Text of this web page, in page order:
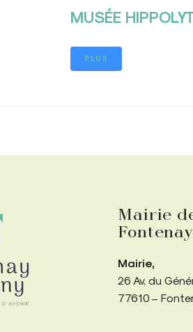
MUSÉE
PLUS
Mairie
Mairie,
26 Av. du
77610 –